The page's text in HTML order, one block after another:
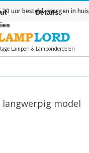
uur besteld, morgen in huis
Lampen & Lamponderdelen
model
Details